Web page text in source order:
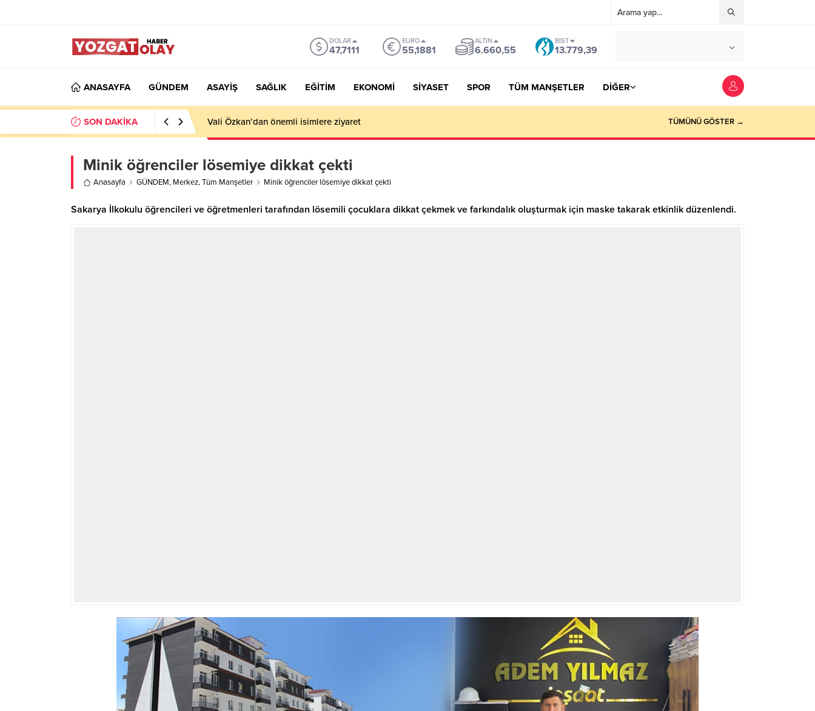
DOLAR
47,7111
EURO
55,1881
ALTIN
6.660,55
BIST
13.779,39
ANASAYFA GÜNDEM ASAYİŞ SAĞLIK EĞİTİM EKONOMİ SİYASET SPOR TÜM MANŞETLER DİĞER
SON DAKİKA Vali Özkan’dan önemli isimlere ziyaret TÜMÜNÜ GÖSTER →
Minik öğrenciler lösemiye dikkat çekti
Anasayfa GÜNDEM, Merkez,Tüm Manşetler Minik öğrenciler lösemiye dikkat çekti
Sakarya İlkokulu öğrencileri ve öğretmenleri tarafından lösemili çocuklara dikkat çekmek ve farkındalık oluşturmak için maske takarak etkinlik düzenlendi.